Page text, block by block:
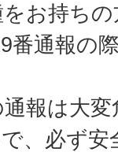
お持ち
番通報の
報は大
、必ず安